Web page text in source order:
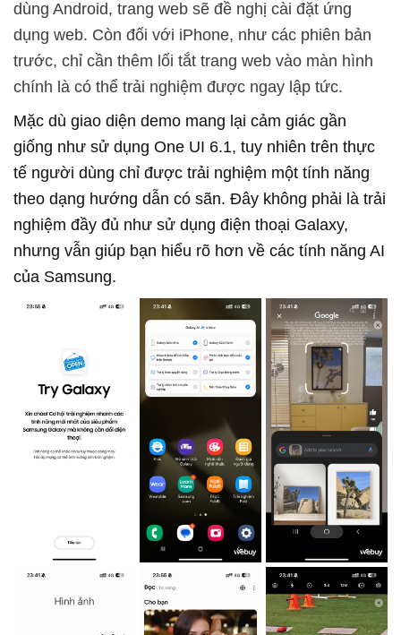
dùng Android, trang web sẽ đề nghị cài đặt ứng
dụng web. Còn đối với iPhone, như các phiên bản
trước, chỉ cần thêm lối tắt trang web vào màn hình
chính là có thể trải nghiệm được ngay lập tức.
Mặc dù giao diện demo mang lại cảm giác gần
giống như sử dụng One UI 6.1, tuy nhiên trên thực
tế người dùng chỉ được trải nghiệm một tính năng
theo dạng hướng dẫn có sãn. Đây không phải là trải
nghiệm đầy đủ như sử dụng điện thoại Galaxy,
nhưng vẫn giúp bạn hiểu rõ hơn về các tính năng AI
của Samsung.